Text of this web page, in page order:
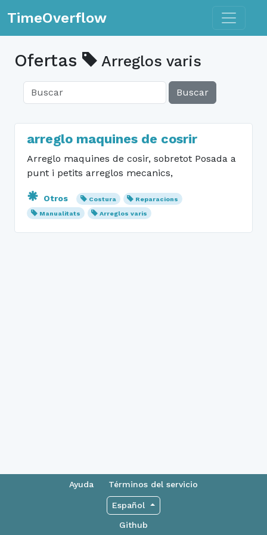
TimeOverflow Toggle
Ofertas Arreglos varis
Buscar
arreglo maquines de cosrir
Arreglo maquines de cosir, sobretot Posada a
punt i petits arreglos mecanics,
Otros Costura
Reparacions
Manualitats
Arreglos varis
Ayuda Términos del servicio
Español
Github